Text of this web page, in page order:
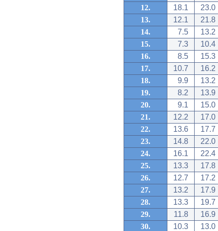
12.
18.1
23.0
13.
12.1
21.8
14.
7.5
13.2
15.
7.3
10.4
16.
8.5
15.3
17.
10.7
16.2
18.
9.9
13.2
19.
8.2
13.9
20.
9.1
15.0
21.
12.2
17.0
22.
13.6
17.7
23.
14.8
22.0
24.
16.1
22.4
25.
13.3
17.8
26.
12.7
17.2
27.
13.2
17.9
28.
13.3
19.7
29.
11.8
16.9
30.
10.3 13.0